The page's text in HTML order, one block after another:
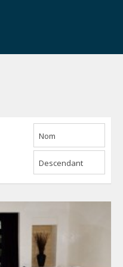
Nom
Descendant